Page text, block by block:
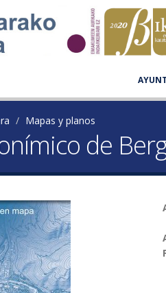
Mapas y planos
de